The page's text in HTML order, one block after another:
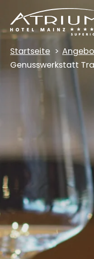
Startseite
Genusswerkstatt